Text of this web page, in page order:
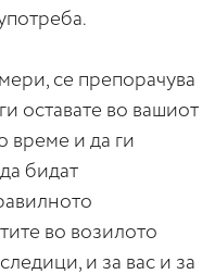
се препорачува
оставате во вашиот
време и да ги
бидат
во возилото
и за вас и за